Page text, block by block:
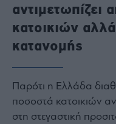
Πολιτική
Πολιτισμός
Κοινωνία
Bloomberg
Financial
αντιμετωπίζει
κατοικιών
κατανομής
Παρότι η Ελλάδα
ποσοστά κατοικιών
στη στεγαστική